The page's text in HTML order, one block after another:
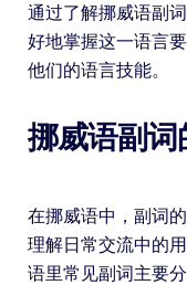
通过了解挪威语副
好地掌握这一语言
他们的语言技能。
挪威语副词
在挪威语中，副词
理解日常交流中的
语里常见副词主要